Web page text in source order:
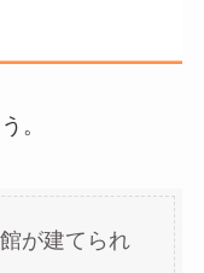
。
が建てられ